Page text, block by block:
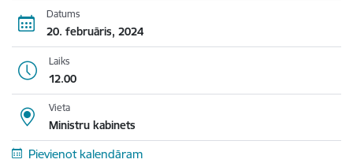
Datums
20. februāris, 2024
Laiks
12.00
Vieta
Ministru kabinets
Pievienot kalendāram